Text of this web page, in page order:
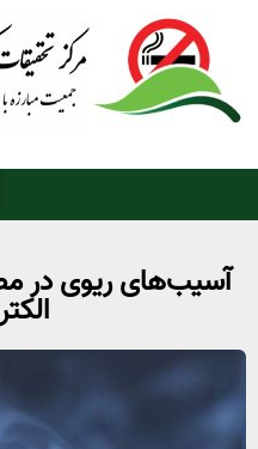
آسیب‌های ریوی در